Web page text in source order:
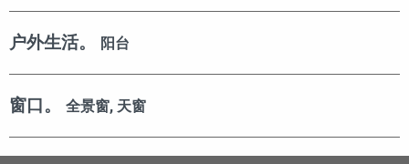
户外生活。 阳台
窗口。 全景窗, 天窗